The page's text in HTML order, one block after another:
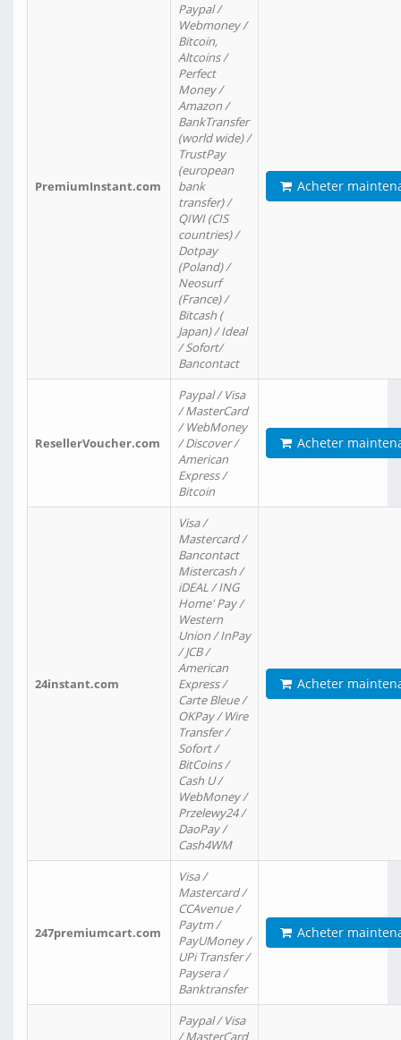
PremiumInstant.com
Paypal /
Webmoney /
Bitcoin,
Altcoins /
Perfect
Money /
Amazon /
BankTransfer
(world wide) /
TrustPay
(european
bank
transfer) /
QIWI (CIS
countries) /
Dotpay
(Poland) /
Neosurf
(France) /
Bitcash (
Japan) / Ideal
/ Sofort/
Bancontact
Acheter
ResellerVoucher.com
Paypal / Visa
/ MasterCard
/ WebMoney
/ Discover /
American
Express /
Bitcoin
Acheter
24instant.com
Visa /
Mastercard /
Bancontact
Mistercash /
iDEAL / ING
Home' Pay /
Western
Union / InPay
/ JCB /
American
Express /
Carte Bleue /
OKPay / Wire
Transfer /
Sofort /
BitCoins /
Cash U /
WebMoney /
Przelewy24 /
DaoPay /
Cash4WM
Acheter
247premiumcart.com
Visa /
Mastercard /
CCAvenue /
Paytm /
PayUMoney /
UPi Transfer /
Paysera /
Banktransfer
Acheter
Paypal / Visa
/ MasterCard